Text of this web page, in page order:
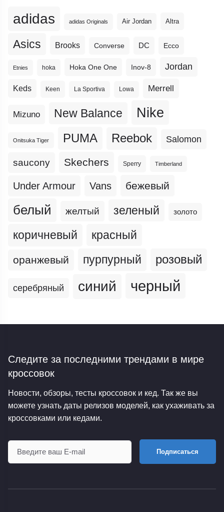
adidas adidas Originals Air Jordan Altra
Asics Brooks Converse DC Ecco
Etnies hoka Hoka One One Inov-8 Jordan
Keds Keen La Sportiva Lowa Merrell
Mizuno New Balance Nike
Onitsuka Tiger PUMA Reebok Salomon
saucony Skechers Sperry Timberland
Under Armour Vans бежевый
белый желтый зеленый золото
коричневый красный
оранжевый пурпурный розовый
серебряный синий черный
Следите за последними трендами в мире
кроссовок
Новости, обзоры, тесты кроссовок и кед. Так же вы
можете узнать даты релизов моделей, как ухаживать за
кроссовками или кедами.
Подписаться